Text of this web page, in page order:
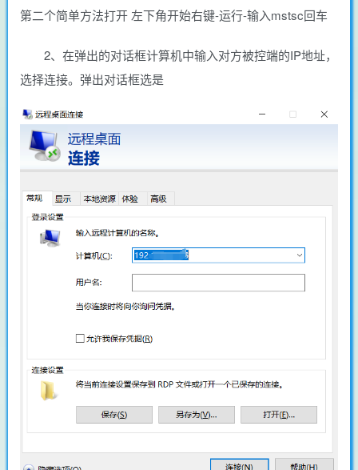
第二个简单方法打开 左下角开始右键-运行-输入mstsc回车
2、在弹出的对话框计算机中输入对方被控端的IP地址，
选择连接。弹出对话框选是